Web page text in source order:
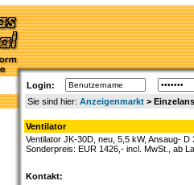
Login:
Sie sind hier: Anzeigenmarkt>
Ventilator
Ventilator JK-30D, neu, 5,5 kW, Ansaug- D
Sonderpreis: EUR 1426,- incl. MwSt., ab
Kontakt: